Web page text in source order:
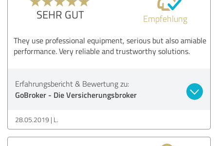
SEHR GUT Empfehlung
They use professional equipment, serious but also amiable
performance. Very reliable and trustworthy solutions.
Erfahrungsbericht & Bewertung zu:
GoBroker - Die Versicherungsbroker
28.05.2019 L.